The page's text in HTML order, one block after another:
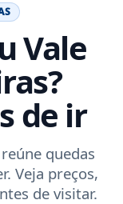
Vale
de ir
quedas
Veja preços,
de visitar.